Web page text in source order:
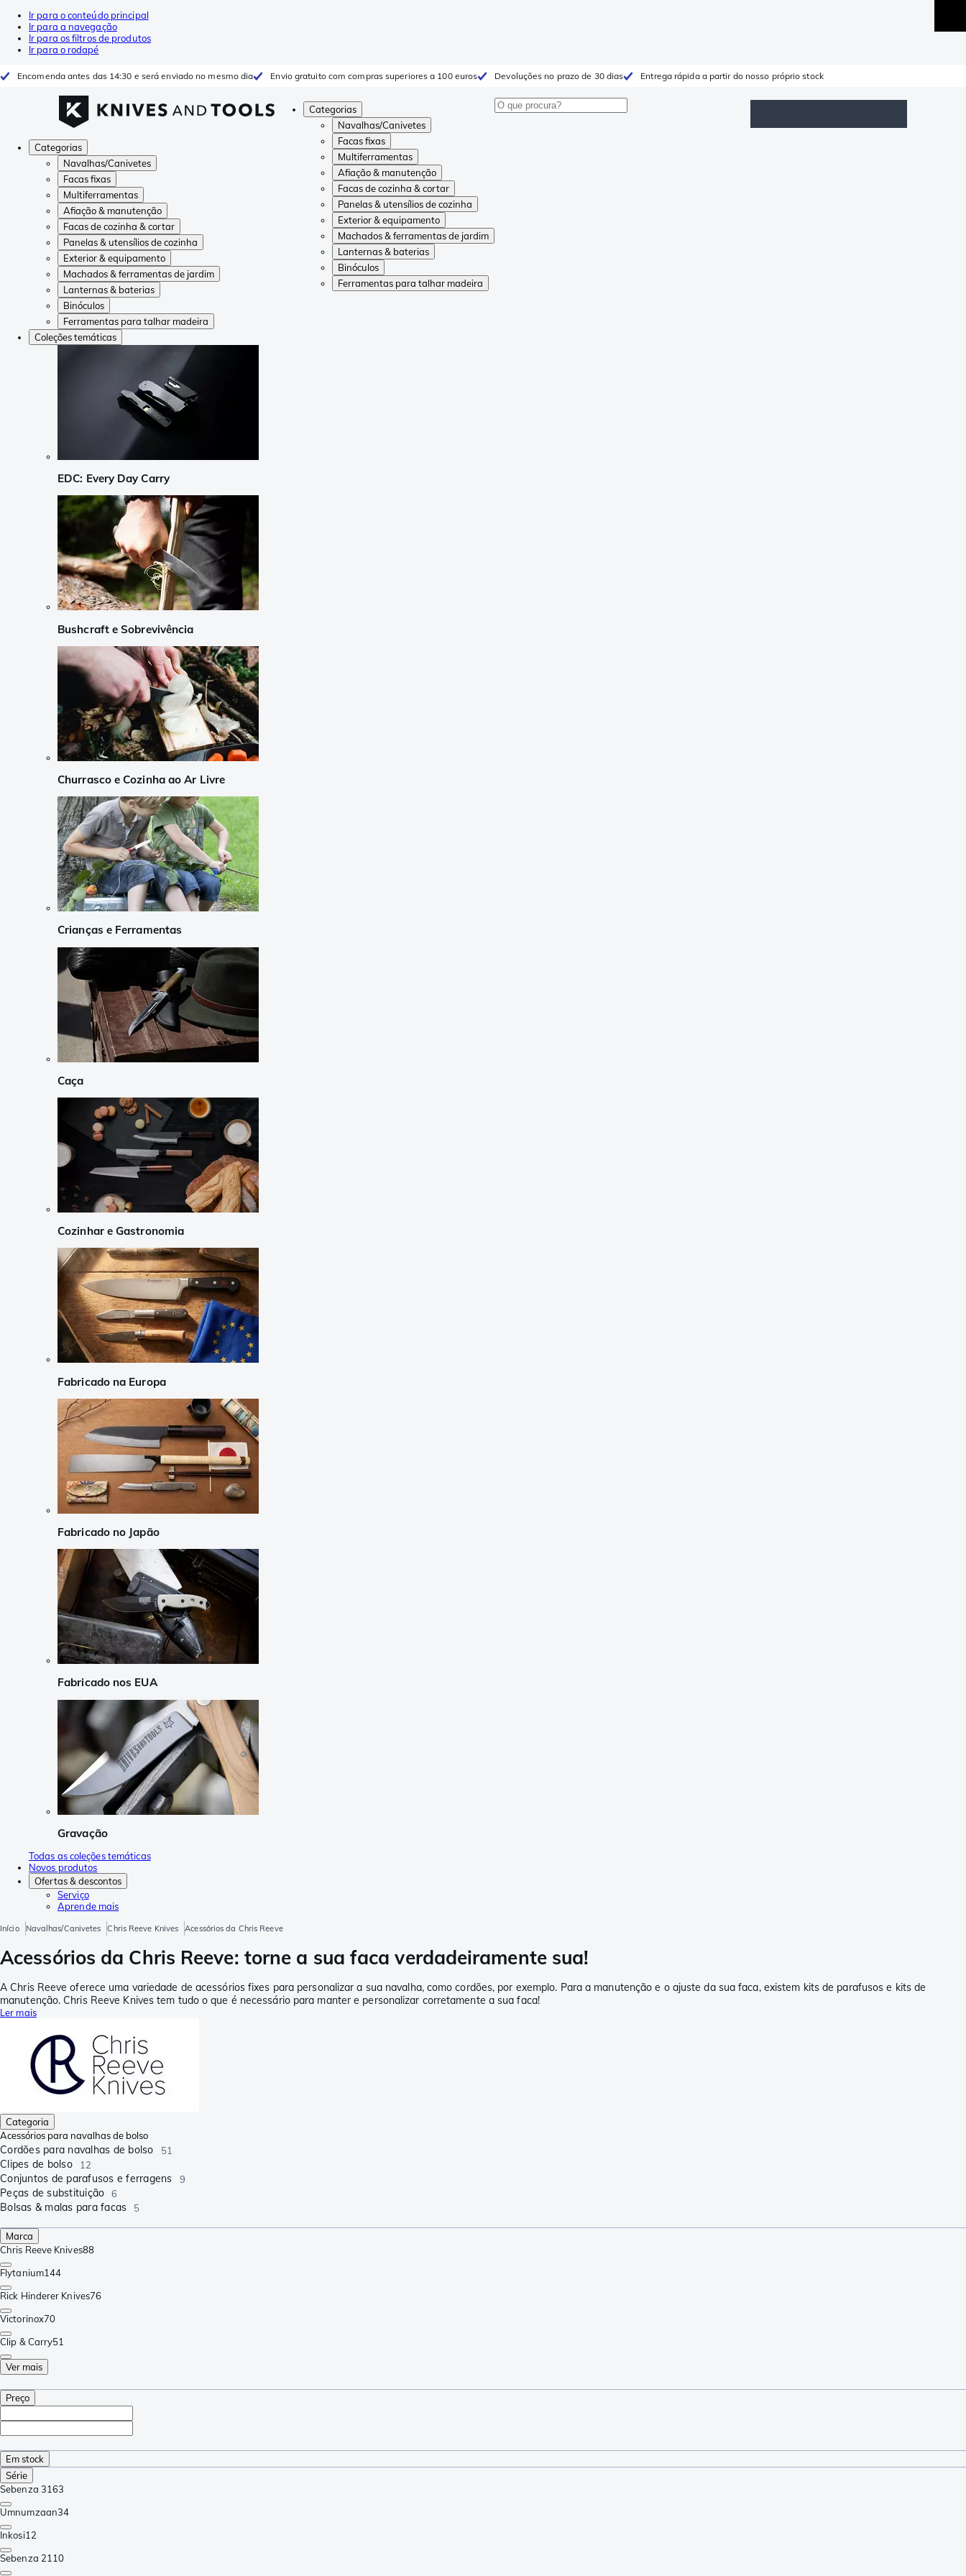
Ir para o conteúdo principal
Ir para a navegação
Ir para os filtros de produtos
Ir para o rodapé
Encomenda antes das 14:30 e será enviado no mesmo dia Envio gratuito com compras superiores a 100 euros Devoluções no prazo de 30 dias Entrega rápida a partir do nosso próprio stock
Categorias
Navalhas/Canivetes
Facas fixas
Multiferramentas
Afiação & manutenção
Facas de cozinha & cortar
Panelas & utensílios de cozinha
Exterior & equipamento
Machados & ferramentas de jardim
Lanternas & baterias
Binóculos
Ferramentas para talhar madeira
Categorias
Navalhas/Canivetes
Facas fixas
Multiferramentas
Afiação & manutenção
Facas de cozinha & cortar
Panelas & utensílios de cozinha
Exterior & equipamento
Machados & ferramentas de jardim
Lanternas & baterias
Binóculos
Ferramentas para talhar madeira
Coleções temáticas
EDC: Every Day Carry
Bushcraft e Sobrevivência
Churrasco e Cozinha ao Ar Livre
Crianças e Ferramentas
Caça
Cozinhar e Gastronomia
Fabricado na Europa
Fabricado no Japão
Fabricado nos EUA
Gravação
Todas as coleções temáticas
Novos produtos
Ofertas & descontos
Serviço
Aprende mais
Início Navalhas/Canivetes Chris Reeve Knives Acessórios da Chris Reeve
Acessórios da Chris Reeve: torne a sua faca verdadeiramente sua!
A Chris Reeve oferece uma variedade de acessórios fixes para personalizar a sua navalha, como cordões, por exemplo. Para a manutenção e o ajuste da sua faca, existem kits de parafusos e kits de
manutenção. Chris Reeve Knives tem tudo o que é necessário para manter e personalizar corretamente a sua faca!
Ler mais
Categoria
Acessórios para navalhas de bolso
Cordões para navalhas de bolso 51
Clipes de bolso 12
Conjuntos de parafusos e ferragens 9
Peças de substituição 6
Bolsas & malas para facas 5
Marca
Chris Reeve Knives88
Flytanium144
Rick Hinderer Knives76
Victorinox70
Clip & Carry51
Ver mais
Preço
Em stock
Série
Sebenza 3163
Umnumzaan34
Inkosi12
Sebenza 21 10